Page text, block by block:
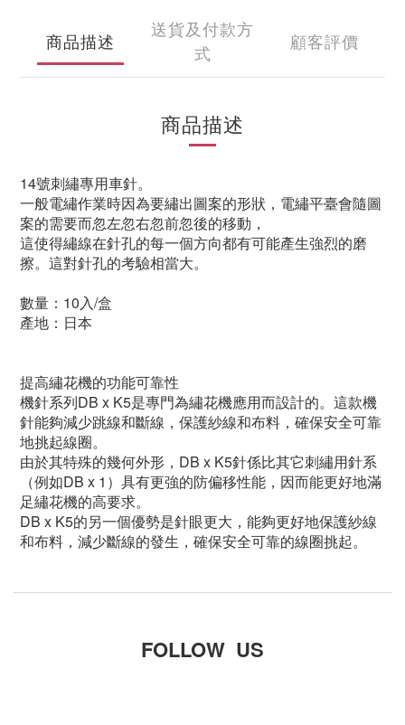
商品描述
送貨及付款方
式
顧客評價
商品描述
14號刺繡專用車針。
一般電繡作業時因為要繡出圖案的形狀，電繡平臺會隨圖
案的需要而忽左忽右忽前忽後的移動，
這使得繡線在針孔的每一個方向都有可能產生強烈的磨
擦。這對針孔的考驗相當大。
數量：10入/盒
產地 ： 日本
提高繡花機的功能可靠性
機針系列DB x K5是專門為繡花機應用而設計的。這款機
針能夠減少跳線和斷線，保護紗線和布料，確保安全可靠
地挑起線圈。
由於其特殊的幾何外形，DB x K5針係比其它刺繡用針系
（例如DB x 1）具有更強的防偏移性能，因而能更好地滿
足繡花機的高要求。
DB x K5的另一個優勢是針眼更大，能夠更好地保護紗線
和布料，減少斷線的發生，確保安全可靠的線圈挑起。
FOLLOW US